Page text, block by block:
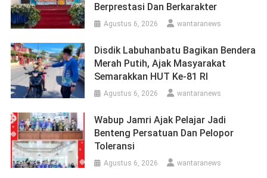
Berprestasi Dan Berkarakter
Agustus 6, 2026 wantaranews
Disdik Labuhanbatu Bagikan Bendera
Merah Putih, Ajak Masyarakat
Semarakkan HUT Ke-81 RI
Agustus 6, 2026 wantaranews
Wabup Jamri Ajak Pelajar Jadi
Benteng Persatuan Dan Pelopor
Toleransi
Agustus 6, 2026 wantaranews